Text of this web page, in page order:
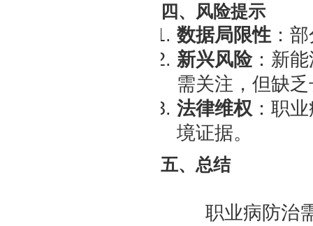
四、风险提示
数据局限性 ：
新兴风险：新
需关注，但缺
法律维权 ：职
境证据。
五、总结